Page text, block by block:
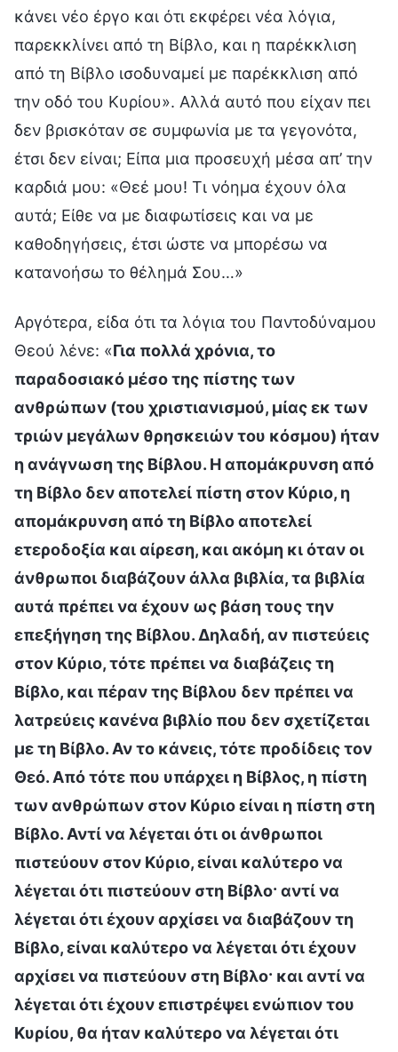
κάνει νέο έργο και ότι εκφέρει νέα λόγια,
παρεκκλίνει από τη Βίβλο, και η παρέκκλιση
από τη Βίβλο ισοδυναμεί με παρέκκλιση από
την οδό του Κυρίου». Αλλά αυτό που είχαν πει
δεν βρισκόταν σε συμφωνία με τα γεγονότα,
έτσι δεν είναι; Είπα μια προσευχή μέσα απ’ την
καρδιά μου: «Θεέ μου! Τι νόημα έχουν όλα
αυτά; Είθε να με διαφωτίσεις και να με
καθοδηγήσεις, έτσι ώστε να μπορέσω να
κατανοήσω το θέλημά Σου…»
Αργότερα, είδα ότι τα λόγια του Παντοδύναμου
Θεού λένε: «Για πολλά χρόνια, το
παραδοσιακό μέσο της πίστης των
ανθρώπων (του χριστιανισμού, μίας εκ των
τριών μεγάλων θρησκειών του κόσμου) ήταν
η ανάγνωση της Βίβλου. Η απομάκρυνση από
τη Βίβλο δεν αποτελεί πίστη στον Κύριο, η
απομάκρυνση από τη Βίβλο αποτελεί
ετεροδοξία και αίρεση, και ακόμη κι όταν οι
άνθρωποι διαβάζουν άλλα βιβλία, τα βιβλία
αυτά πρέπει να έχουν ως βάση τους την
επεξήγηση της Βίβλου. Δηλαδή, αν πιστεύεις
στον Κύριο, τότε πρέπει να διαβάζεις τη
Βίβλο, και πέραν της Βίβλου δεν πρέπει να
λατρεύεις κανένα βιβλίο που δεν σχετίζεται
με τη Βίβλο. Αν το κάνεις, τότε προδίδεις τον
Θεό. Από τότε που υπάρχει η Βίβλος, η πίστη
των ανθρώπων στον Κύριο είναι η πίστη στη
Βίβλο. Αντί να λέγεται ότι οι άνθρωποι
πιστεύουν στον Κύριο, είναι καλύτερο να
λέγεται ότι πιστεύουν στη Βίβλο· αντί να
λέγεται ότι έχουν αρχίσει να διαβάζουν τη
Βίβλο, είναι καλύτερο να λέγεται ότι έχουν
αρχίσει να πιστεύουν στη Βίβλο· και αντί να
λέγεται ότι έχουν επιστρέψει ενώπιον του
Κυρίου, θα ήταν καλύτερο να λέγεται ότι